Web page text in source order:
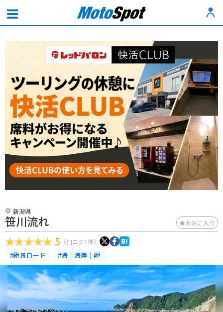
新潟県
笹川流れ お気に入り
5 （口コミ1件）
#絶景ロード #海｜海岸｜岬